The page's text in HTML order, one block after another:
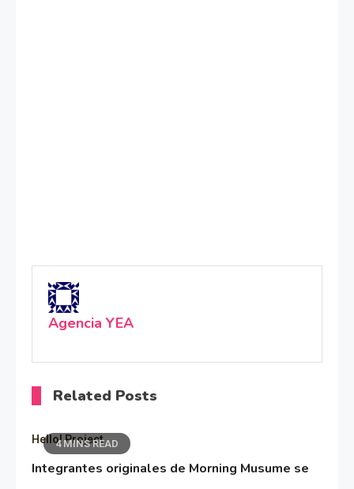
Agencia YEA
Related Posts
4 MINS READ
Hello! Project
Integrantes originales de Morning Musume se